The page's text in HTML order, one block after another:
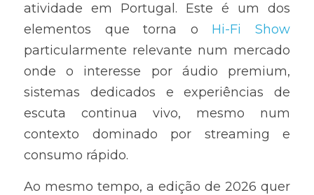
atividade em Portugal. Este é um dos
elementos que torna o Hi-Fi Show
particularmente relevante num mercado
onde o interesse por áudio premium,
sistemas dedicados e experiências de
escuta continua vivo, mesmo num
contexto dominado por streaming e
consumo rápido.
Ao mesmo tempo, a edição de 2026 quer